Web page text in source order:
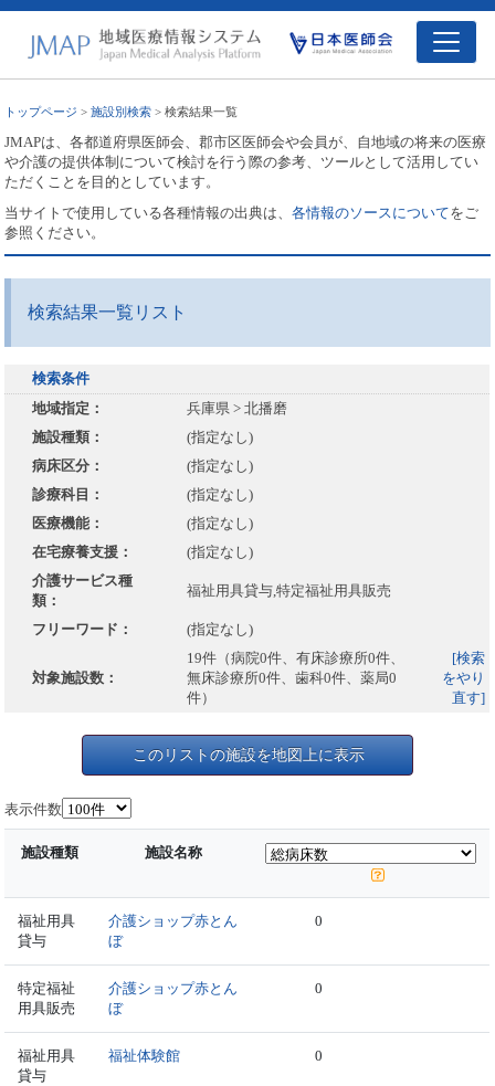
トップページ >施設別検索 > 検索結果一覧
JMAPは、各都道府県医師会、郡市区医師会や会員が、自地域の将来の医療
や介護の提供体制について検討を行う際の参考、ツールとして活用してい
ただくことを目的としています。
当サイトで使用している各種情報の出典は、各情報のソースについてをご
参照ください。
検索結果一覧リスト
検索条件
地域指定：
兵庫県 > 北播磨
施設種類：
(指定なし)
病床区分：
(指定なし)
診療科目：
(指定なし)
医療機能：
(指定なし)
在宅療養支援：
(指定なし)
介護サービス種
類：
福祉用具貸与,特定福祉用具販売
フリーワード： (指定なし)
対象施設数：
19件（病院0件、有床診療所0件、
無床診療所0件、歯科0件、薬局0
件）
[検索
をやり
直す]
このリストの施設を地図上に表示
表示件数
施設種類 施設名称
福祉用具
貸与
介護ショップ赤とん
ぼ
0
特定福祉
用具販売
介護ショップ赤とん
ぼ
0
福祉用具
貸与
福祉体験館 0